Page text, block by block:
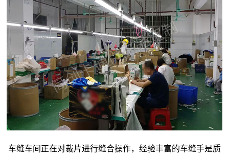
车缝车间正在对裁片进行缝合操作，经验丰富的车缝手是质